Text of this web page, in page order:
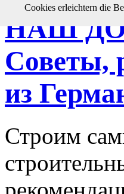
НАШ ДОМ
Советы,
из
Строим
Cookies erleichtern die